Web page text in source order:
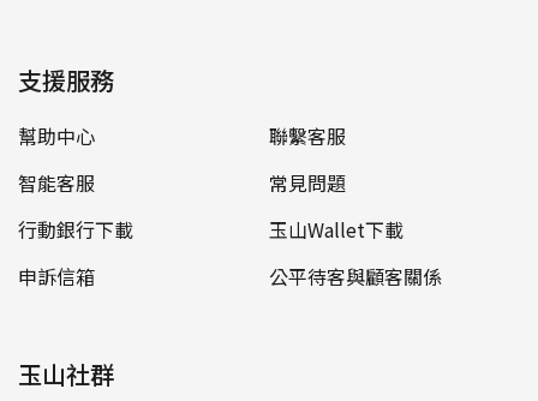
支援服務
幫助中心
聯繫客服
智能客服
常見問題
行動銀行下載
玉山Wallet下載
申訴信箱
公平待客與顧客關係
玉山社群